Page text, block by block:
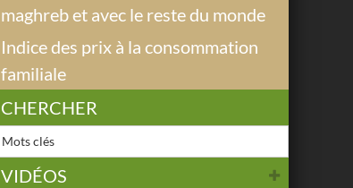
maghreb et avec le reste du monde
Indice des prix à la consommation
familiale
CHERCHER
VIDÉOS